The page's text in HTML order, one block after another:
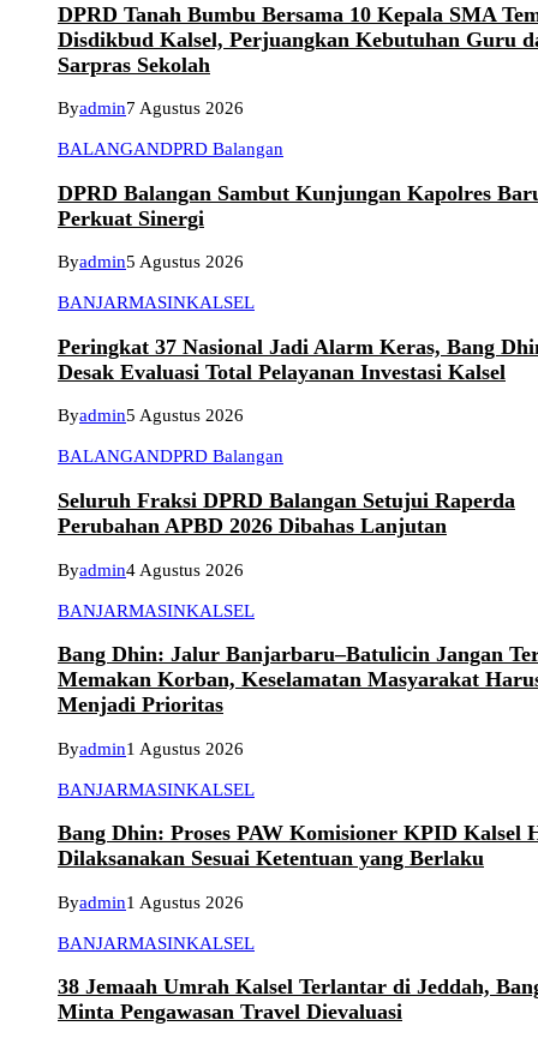
DPRD Tanah Bumbu Bersama 10 Kepala SMA
Disdikbud Kalsel, Perjuangkan Kebutuhan Guru
Sarpras Sekolah
Byadmin7 Agustus 2026
BALANGANDPRD Balangan
DPRD Balangan Sambut Kunjungan Kapolres
Perkuat Sinergi
Byadmin5 Agustus 2026
BANJARMASINKALSEL
Peringkat 37 Nasional Jadi Alarm Keras, Bang
Desak Evaluasi Total Pelayanan Investasi Kalsel
Byadmin5 Agustus 2026
BALANGANDPRD Balangan
Seluruh Fraksi DPRD Balangan Setujui Raperda
Perubahan APBD 2026 Dibahas Lanjutan
Byadmin4 Agustus 2026
BANJARMASINKALSEL
Bang Dhin: Jalur Banjarbaru–Batulicin Jangan
Memakan Korban, Keselamatan Masyarakat
Menjadi Prioritas
Byadmin1 Agustus 2026
BANJARMASINKALSEL
Bang Dhin: Proses PAW Komisioner KPID Kalsel
Dilaksanakan Sesuai Ketentuan yang Berlaku
Byadmin1 Agustus 2026
BANJARMASINKALSEL
38 Jemaah Umrah Kalsel Terlantar di Jeddah,
Minta Pengawasan Travel Dievaluasi